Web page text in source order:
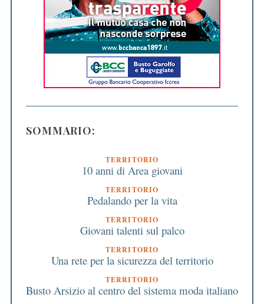
SOMMARIO:
TERRITORIO
10 anni di Area giovani
TERRITORIO
Pedalando per la vita
TERRITORIO
Giovani talenti sul palco
TERRITORIO
Una rete per la sicurezza del territorio
TERRITORIO
Busto Arsizio al centro del sistema moda italiano